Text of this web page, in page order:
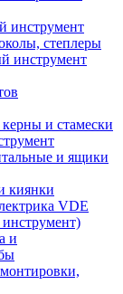
инструмент
степлеры
инструмент
и стамески
и ящики
киянки
VDE
и